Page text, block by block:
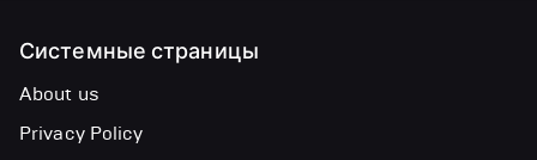
Системные страницы
About us
Privacy Policy